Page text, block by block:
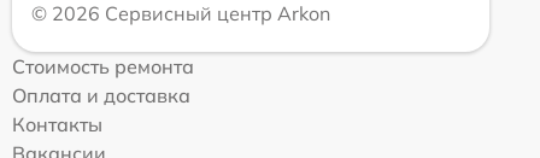
© 2026 Сервисный центр Arkon
Стоимость ремонта
Оплата и доставка
Контакты